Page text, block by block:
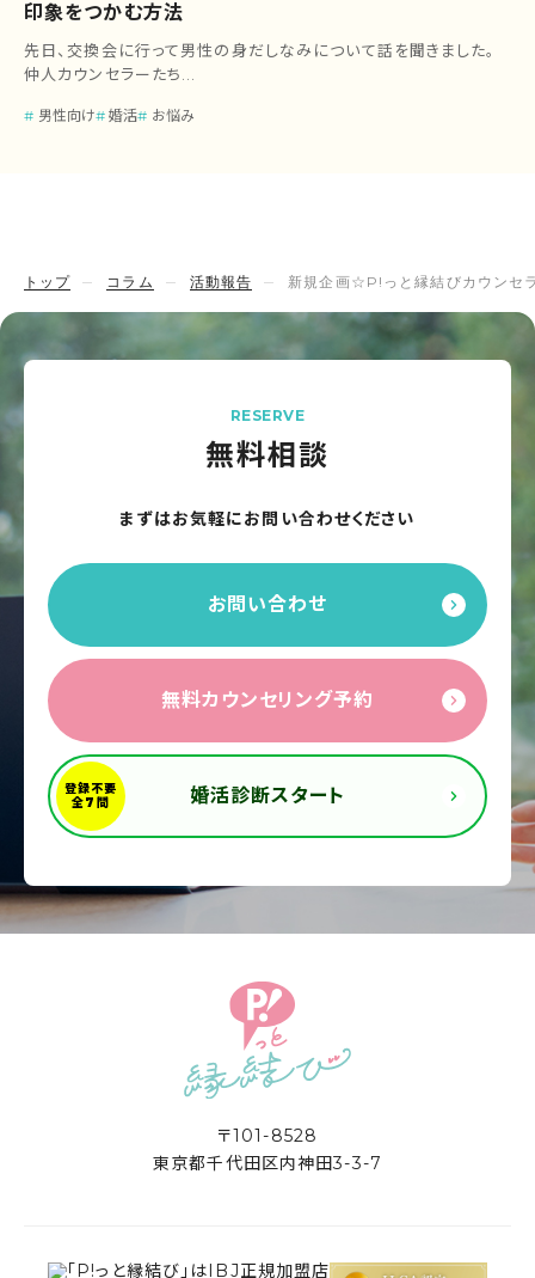
印象をつかむ方法
先日、交換会に行って男性の身だしなみについて話を聞きました。
仲人カウンセラーたち...
男性向け 婚活 お悩み
トップ コラム 活動報告 新規企画☆P!っと縁結びカウンセ
RESERVE
無料相談
まずはお気軽にお問い合わせください
お問い合わせ
無料カウンセリング予約
婚活診断スタート
〒101-8528
東京都千代田区内神田3-3-7